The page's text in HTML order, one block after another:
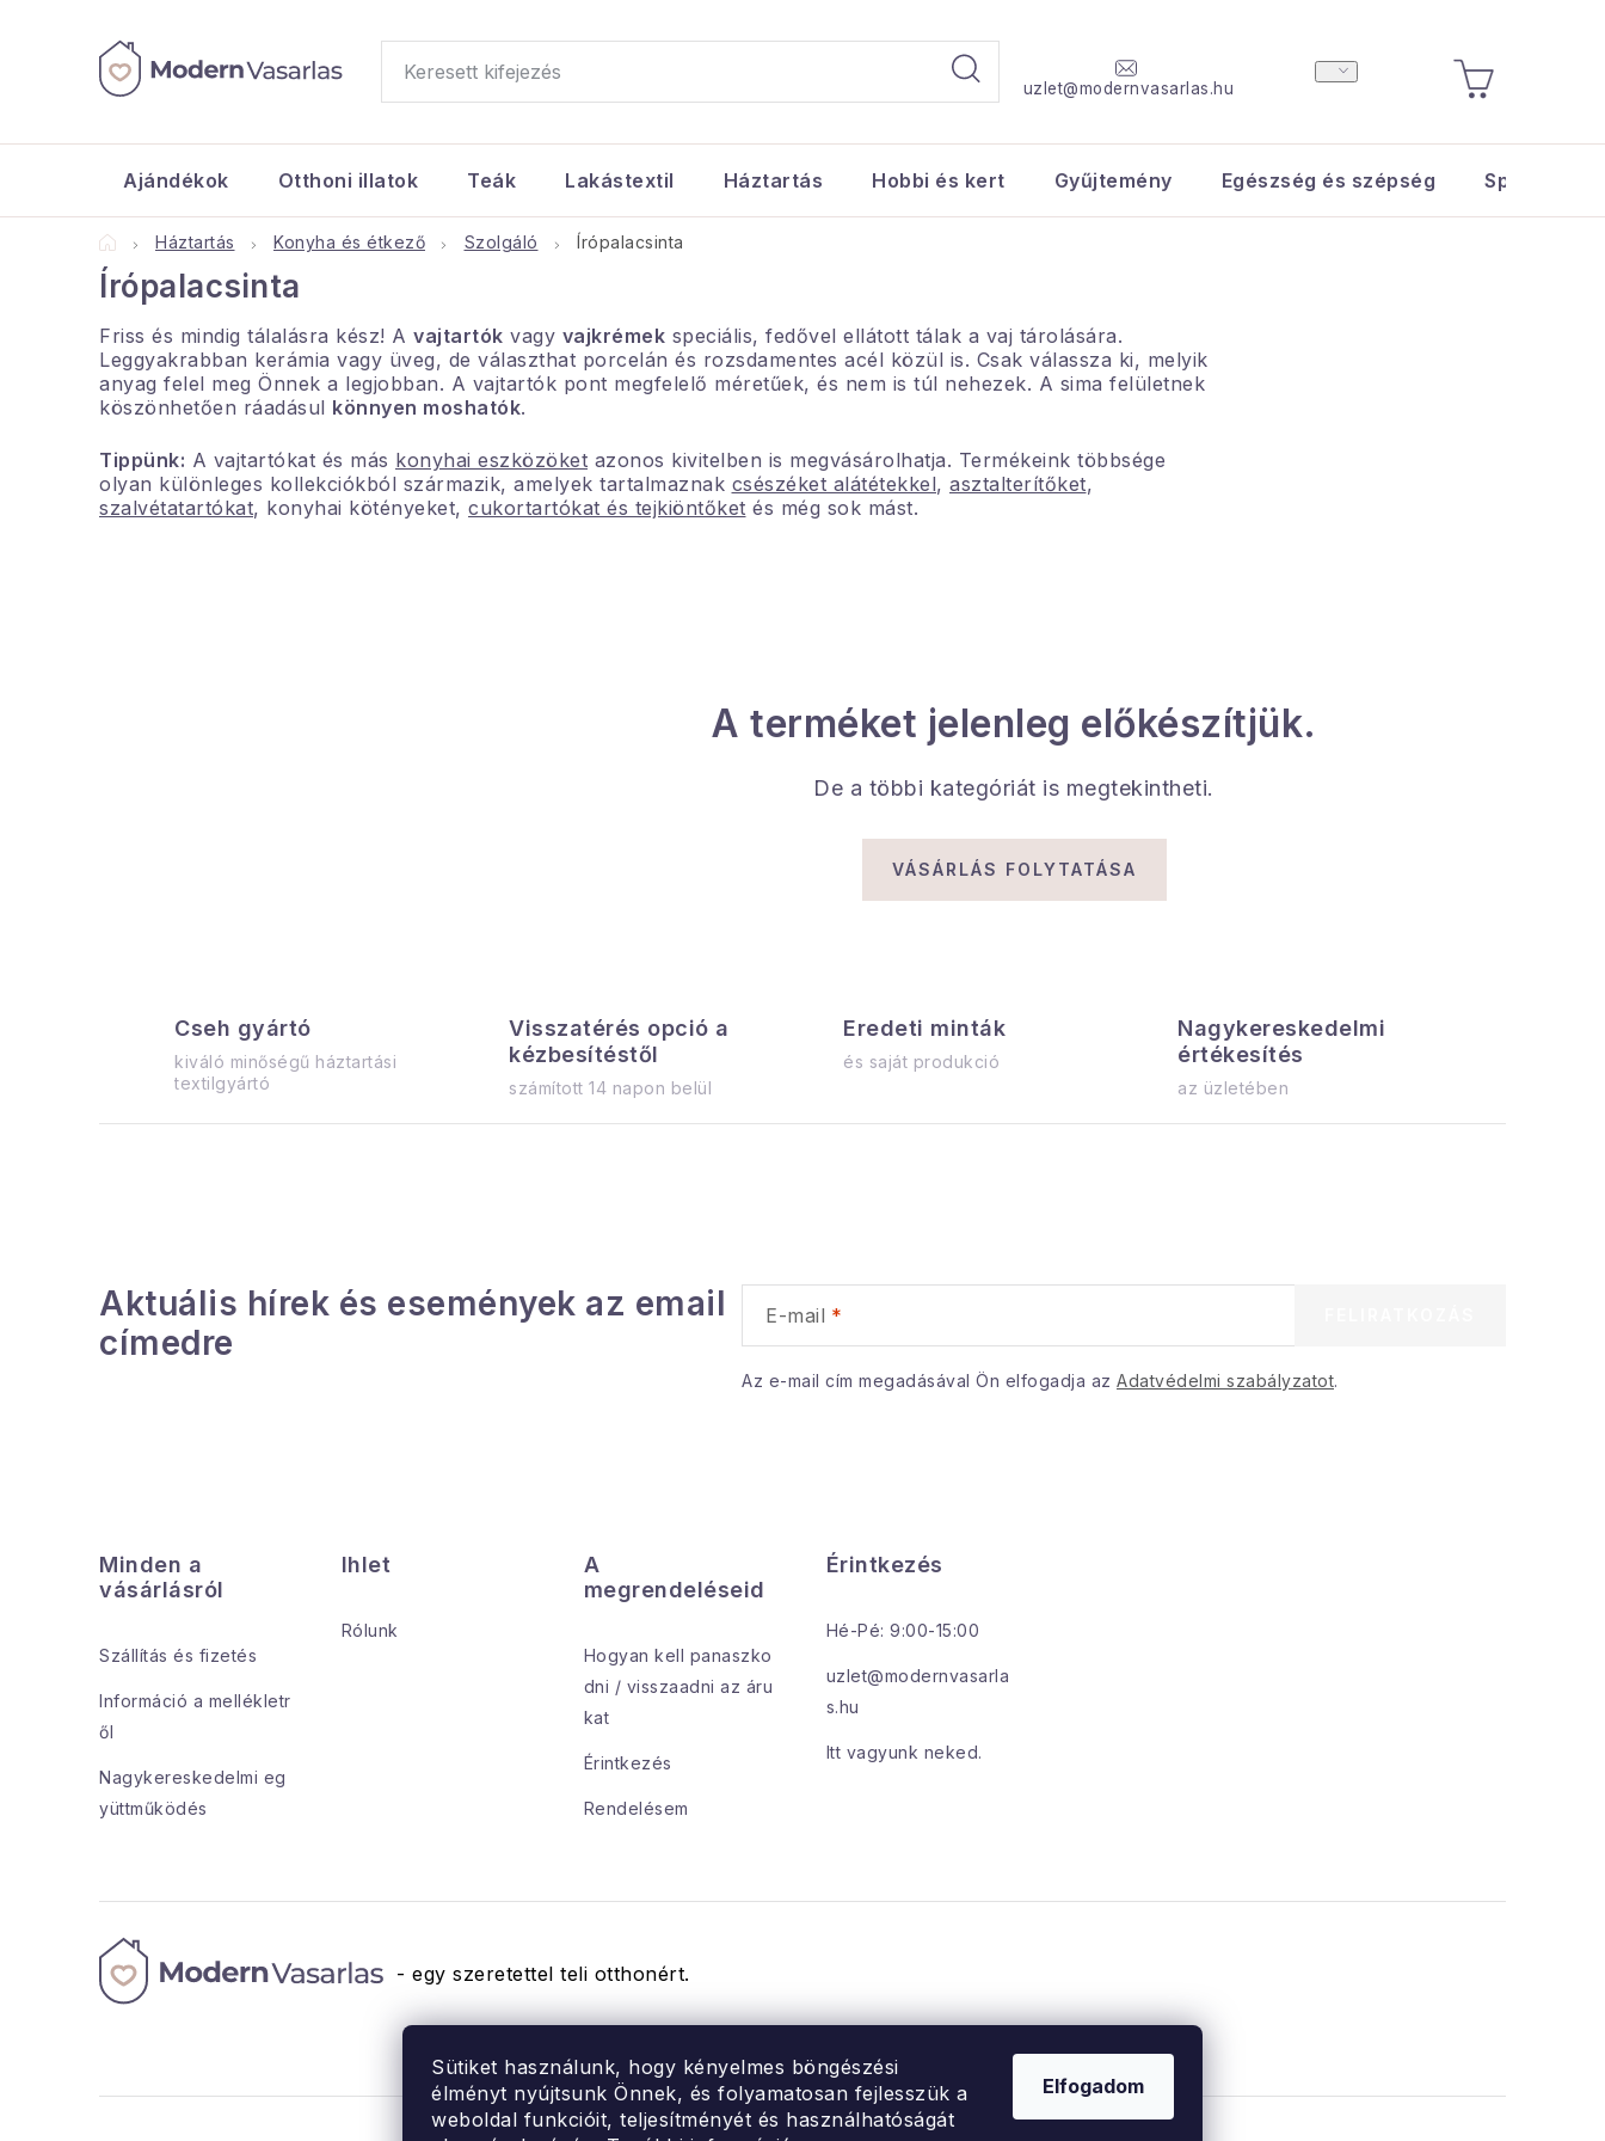
Sütiket használunk, hogy kényelmes böngészési
élményt nyújtsunk Önnek, és folyamatosan fejlesszük a
weboldal funkcióit, teljesítményét és használhatóságát
Elfogadom
tartalomhoz
uzlet@modernvasarlas.hu
KOSÁR
Ajándékok Otthoni illatok Teák Lakástextil Háztartás Hobbi és kert Gyűjtemény Egészség és szépség Sport és
KezdőlapHáztartás Konyha és étkező Szolgáló Írópalacsinta
Írópalacsinta
Friss és mindig tálalásra kész! A vajtartók vagy vajkrémek speciális, fedővel ellátott tálak a vaj tárolására.
Leggyakrabban kerámia vagy üveg, de választhat porcelán és rozsdamentes acél közül is. Csak válassza ki, melyik
anyag felel meg Önnek a legjobban. A vajtartók pont megfelelő méretűek, és nem is túl nehezek. A sima felületnek
köszönhetően ráadásul könnyen moshatók.
Tippünk: A vajtartókat és más konyhai eszközöket azonos kivitelben is megvásárolhatja. Termékeink többsége
olyan különleges kollekciókból származik, amelyek tartalmaznak csészéket alátétekkel, asztalterítőket,
szalvétatartókat, konyhai kötényeket, cukortartókat és tejkiöntőket és még sok mást.
e
A terméket jelenleg előkészítjük.
De a többi kategóriát is megtekintheti.
VÁSÁRLÁS FOLYTATÁSA
Cseh gyártó
kiváló minőségű háztartási
textilgyártó
Visszatérés opció a
kézbesítéstől
számított 14 napon belül
Eredeti minták
és saját produkció
Nagykereskedelmi
értékesítés
az üzletében
Aktuális hírek és események az email
címedre
E-mail
Az e-mail cím megadásával Ön elfogadja az Adatvédelmi szabályzatot.
Minden a
vásárlásról
Szállítás és fizetés
Információ a mellékletr
ől
Nagykereskedelmi eg
yüttműködés
Ihlet
Rólunk
A
megrendeléseid
Hogyan kell panaszko
dni / visszaadni az áru
kat
Érintkezés
Rendelésem
Érintkezés
Hé-Pé: 9:00-15:00
uzlet@modernvasarla
s.hu
Itt vagyunk neked.
- egy szeretettel teli otthonért.